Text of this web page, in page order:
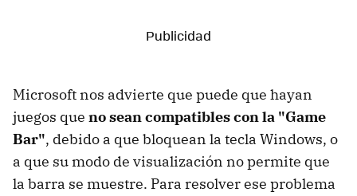
Microsoft nos advierte que puede que hayan
juegos que no sean compatibles con la "Game
Bar", debido a que bloquean la tecla Windows, o
a que su modo de visualización no permite que
la barra se muestre. Para resolver ese problema